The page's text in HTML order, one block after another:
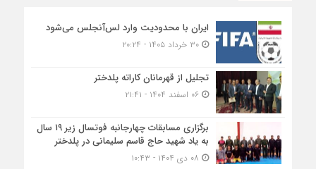
ایران با محدودیت وارد لس‌آنجلس می‌شود
۳۰ خرداد ۱۴۰۵ - ۲۰:۲۴
تجلیل از قهرمانان کاراته پلدختر
۰۶ اسفند ۱۴۰۴ - ۲۱:۴۱
برگزاری مسابقات چهارجانبه فوتسال زیر ۱۹ سال
به یاد شهید حاج قاسم سلیمانی در پلدختر